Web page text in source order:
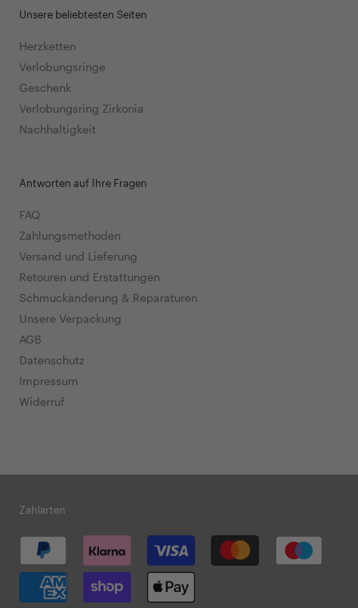
Unsere beliebtesten Seiten
Herzketten
Verlobungsringe
Geschenk
Verlobungsring Zirkonia
Nachhaltigkeit
Antworten auf Ihre Fragen
FAQ
Zahlungsmethoden
Versand und Lieferung
Retouren und Erstattungen
Schmuckänderung & Reparaturen
Unsere Verpackung
AGB
Datenschutz
Impressum
Widerruf
Zahlarten